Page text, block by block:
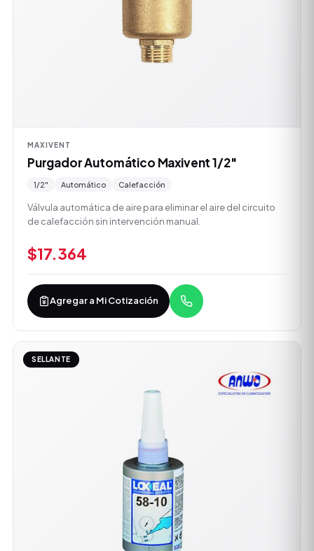
MAXIVENT
Purgador Automático Maxivent 1/2"
1/2" Automático Calefacción
Válvula automática de aire para eliminar el aire del circuito
de calefacción sin intervención manual.
$17.364
Agregar a Mi Cotización
SELLANTE